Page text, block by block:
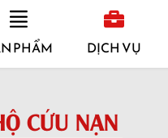
PHẨM DỊCH VỤ
CỨU NẠN